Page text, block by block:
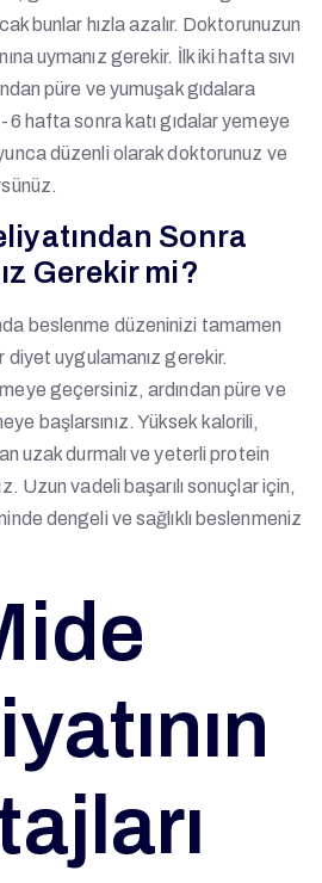
bunlar hızla azalır. Doktorunuzun
uymanız gerekir. İlk iki hafta sıvı
püre ve yumuşak gıdalara
hafta sonra katı gıdalar yemeye
düzenli olarak doktorunuz ve
Sonra
Gerekir mi?
beslenme düzeninizi tamamen
uygulamanız gerekir.
geçersiniz, ardından püre ve
başlarsınız. Yüksek kalorili,
uzak durmalı ve yeterli protein
Uzun vadeli başarılı sonuçlar için,
dengeli ve sağlıklı beslenmeniz